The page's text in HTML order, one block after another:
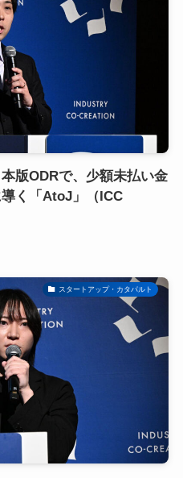
版ODRで、少額未払い金
く「AtoJ」（ICC
スタートアップ・カタパルト